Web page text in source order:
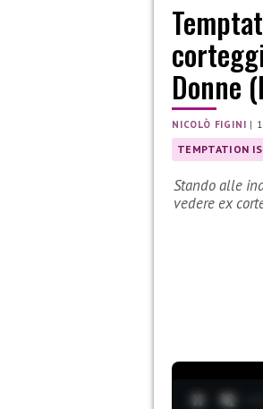
Donne
NICOLÒ FIGINI |
TEMPTATION
Stando alle
vedere ex